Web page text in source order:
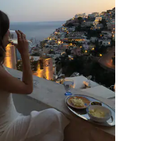
van 4,99 uit 5, 155 recensies